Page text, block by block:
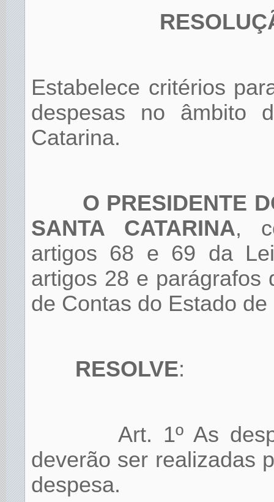
Estabelece critérios
despesas no âmbito
Catarina.
O PRESIDENTE
SANTA CATARINA,
artigos 68 e 69 da
artigos 28 e parágrafos
de Contas do Estado
RESOLVE:
Art. 1º As
deverão ser realizadas
despesa.